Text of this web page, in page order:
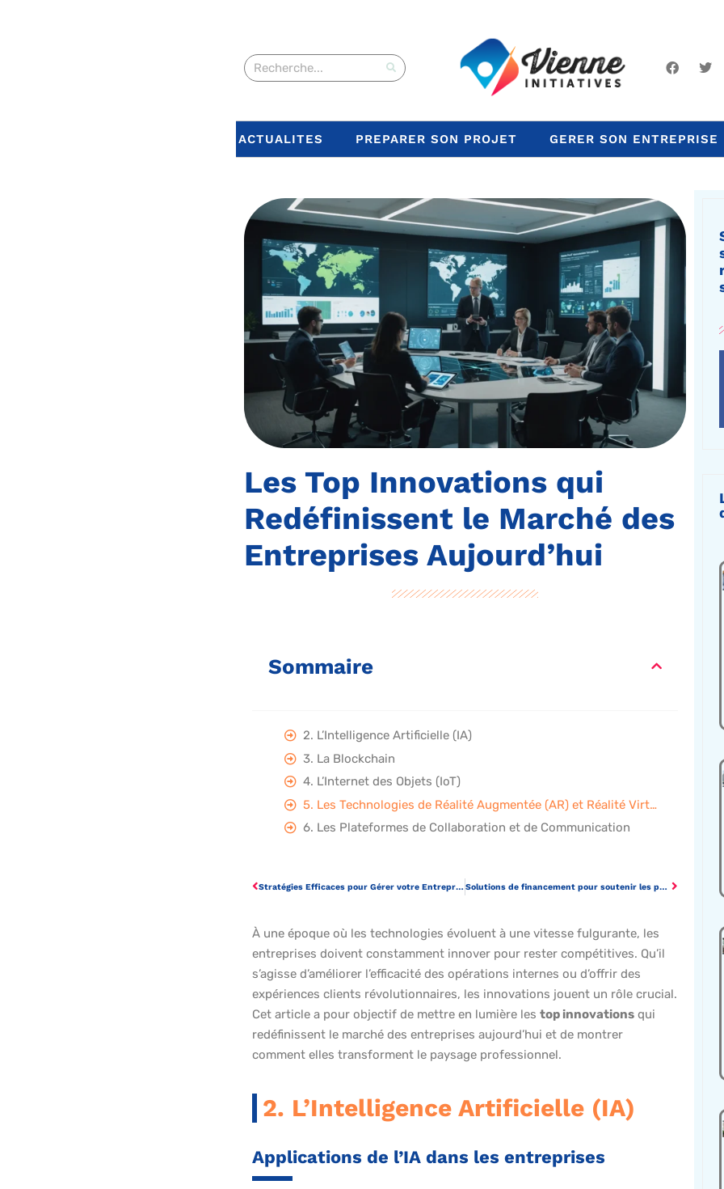
ACTUALITES PREPARER SON PROJET GERER SON ENTREPRISE
Les Top Innovations qui
Redéfinissent le Marché des
Entreprises Aujourd’hui
Sommaire
2. L’Intelligence Artificielle (IA)
3. La Blockchain
4. L’Internet des Objets (IoT)
5. Les Technologies de Réalité Augmentée (AR) et Réalité Virtuelle (VR)
6. Les Plateformes de Collaboration et de Communication
Stratégies Efficaces pour Gérer votre Entreprise au Quotidien Solutions de financement pour soutenir les petites entreprises
À une époque où les technologies évoluent à une vitesse fulgurante, les
entreprises doivent constamment innover pour rester compétitives. Qu’il
s’agisse d’améliorer l’efficacité des opérations internes ou d’offrir des
expériences clients révolutionnaires, les innovations jouent un rôle crucial.
Cet article a pour objectif de mettre en lumière les top innovations qui
redéfinissent le marché des entreprises aujourd’hui et de montrer
comment elles transforment le paysage professionnel.
2. L’Intelligence Artificielle (IA)
Applications de l’IA dans les entreprises